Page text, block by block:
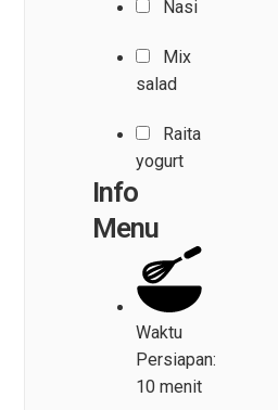
Nasi
Mix
salad
Raita
yogurt
Info
Menu
Waktu
Persiapan:
10 menit